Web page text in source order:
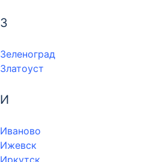
З
Зеленоград
Златоуст
И
Иваново
Ижевск
Иркутск